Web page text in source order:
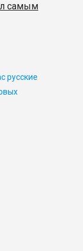
самым
русские